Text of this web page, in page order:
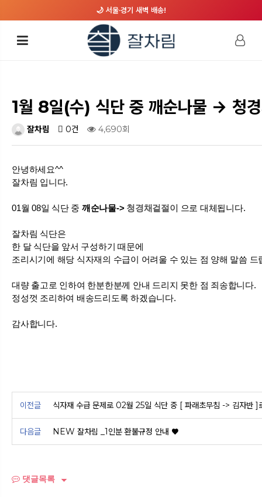
🌙 서울·경기 새벽 배송!
1월 8일(수) 식단 중 깨순나물 → 청
잘차림 0건 4,690회
안녕하세요^^
잘차림 입니다.
01월 08일 식단 중 깨순나물-> 청경채겉절이 으로 대체됩니다.
잘차림 식단은
한 달 식단을 앞서 구성하기 때문에
조리시기에 해당 식자재의 수급이 어려울 수 있는 점 양해 말씀 드
대량 출고로 인하여 한분한분께 안내 드리지 못한 점 죄송합니다.
정성껏 조리하여 배송드리도록 하겠습니다.
감사합니다.
이전글 식자재 수급 문제로 02월 25일 식단 중 [ 파래초무침 -> 김자반 ]
다음글 NEW 잘차림 _1인분 환불규정 안내 ♥
댓글목록